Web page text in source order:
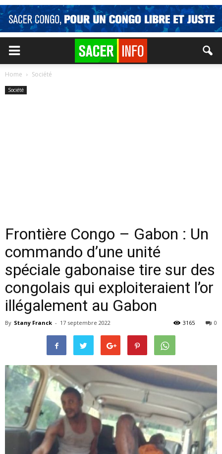
Home Société
Société
Frontière Congo – Gabon : Un
commando d’une unité
spéciale gabonaise tire sur des
congolais qui exploiteraient l’or
illégalement au Gabon
By Stany Franck - 17 septembre 2022 0
3165